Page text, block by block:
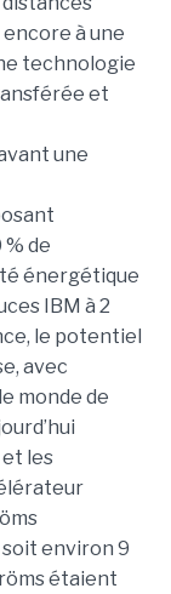
encore à une
technologie
et
une
de
énergétique
IBM à 2
le potentiel
avec
monde de
les
environ 9
étaient